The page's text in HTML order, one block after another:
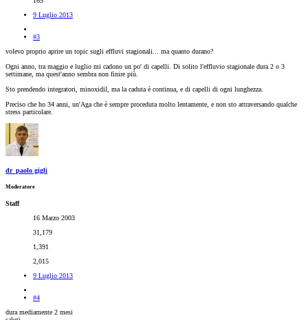
9 Luglio 2013
#3
volevo proprio aprire un topic sugli effluvi stagionali... ma quanto durano?
Ogni anno, tra maggio e luglio mi cadono un po' di capelli. Di solito l'effluvio stagionale dura 2 o 3
settimane, ma quest'anno sembra non finire più.
Sto prendendo integratori, minoxidil, ma la caduta è continua, e di capelli di ogni lunghezza.
Preciso che ho 34 anni, un'Aga che è sempre proceduta molto lentamente, e non sto attraversando qualche
stress particolare.
dr_paolo gigli
Moderatore
Staff
16 Marzo 2003
31,179
1,391
2,015
9 Luglio 2013
#4
dura mediamente 2 mesi